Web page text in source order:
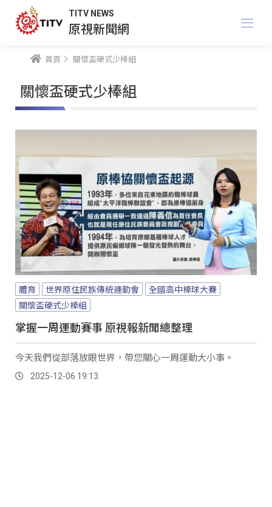
TITV NEWS
原視新聞網
首頁 關懷盃硬式少棒組
關懷盃硬式少棒組
體育 世界原住民族傳統運動會
全國高中棒球大賽
關懷盃硬式少棒組
掌握一周運動賽事 原視報新聞總整理
今天我們從部落放眼世界，帶您關心一周運動大小事。
2025-12-06 19:13